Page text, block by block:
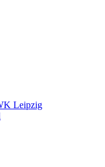
Leipzig